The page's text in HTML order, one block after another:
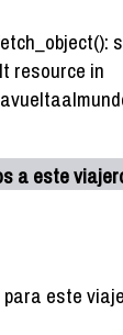
resource in
a este
este